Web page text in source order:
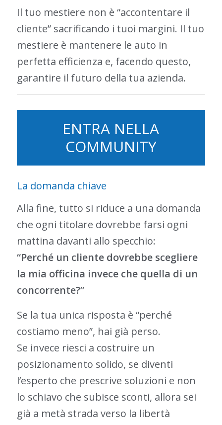
Il tuo mestiere non è “accontentare il
cliente” sacrificando i tuoi margini. Il tuo
mestiere è mantenere le auto in
perfetta efficienza e, facendo questo,
garantire il futuro della tua azienda.
ENTRA NELLA
COMMUNITY
La domanda chiave
Alla fine, tutto si riduce a una domanda
che ogni titolare dovrebbe farsi ogni
mattina davanti allo specchio:
“Perché un cliente dovrebbe scegliere
la mia officina invece che quella di un
concorrente?”
Se la tua unica risposta è “perché
costiamo meno”, hai già perso.
Se invece riesci a costruire un
posizionamento solido, se diventi
l’esperto che prescrive soluzioni e non
lo schiavo che subisce sconti, allora sei
già a metà strada verso la libertà